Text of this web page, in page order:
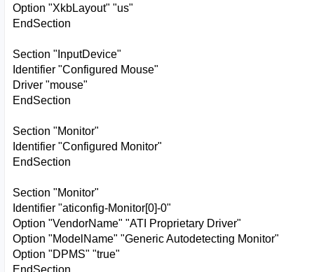
Option "XkbLayout" "us"
EndSection
Section "InputDevice"
Identifier "Configured Mouse"
Driver "mouse"
EndSection
Section "Monitor"
Identifier "Configured Monitor"
EndSection
Section "Monitor"
Identifier "aticonfig-Monitor[0]-0"
Option "VendorName" "ATI Proprietary Driver"
Option "ModelName" "Generic Autodetecting Monitor"
Option "DPMS" "true"